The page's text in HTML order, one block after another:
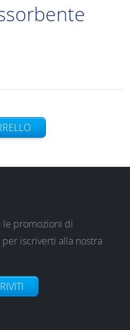
le promozioni di
iscriverti alla nostra